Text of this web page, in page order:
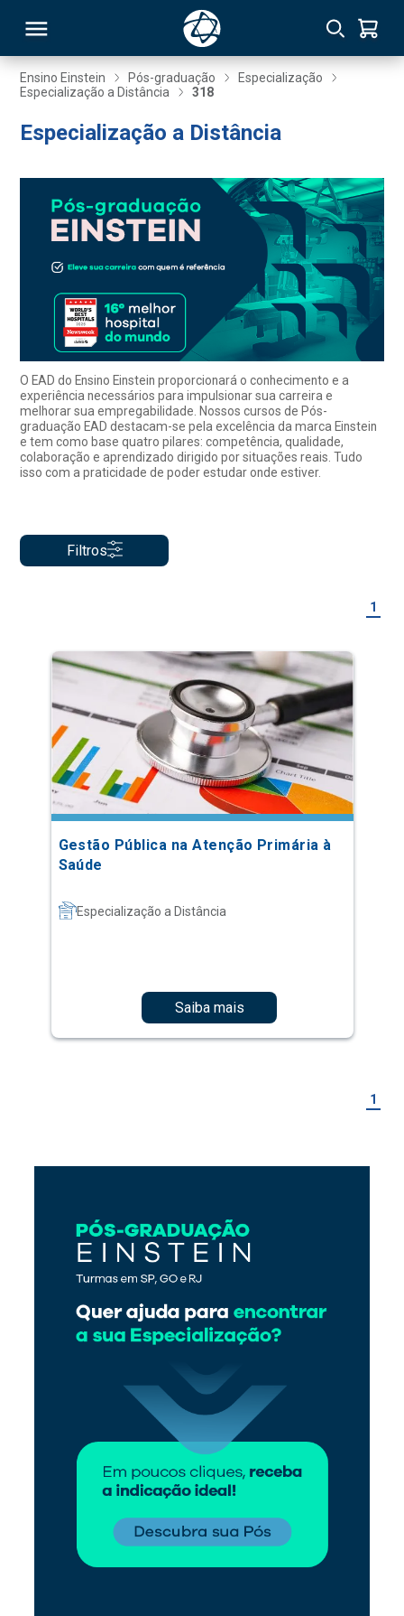
Ensino Einstein Pós-graduação
Especialização
Especialização a Distância
318
Especialização a Distância
O EAD do Ensino Einstein proporcionará o conhecimento e a
experiência necessários para impulsionar sua carreira e
melhorar sua empregabilidade. Nossos cursos de Pós-
graduação EAD destacam-se pela excelência da marca Einstein
e tem como base quatro pilares: competência, qualidade,
colaboração e aprendizado dirigido por situações reais. Tudo
isso com a praticidade de poder estudar onde estiver.
Filtros
1
Gestão Pública na Atenção Primária à
Saúde
Especialização a Distância
Saiba mais
1